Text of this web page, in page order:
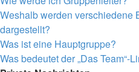
Weshalb werden verschiedene
dargestellt?
Was ist eine Hauptgruppe?
Was bedeutet der „Das Team“-